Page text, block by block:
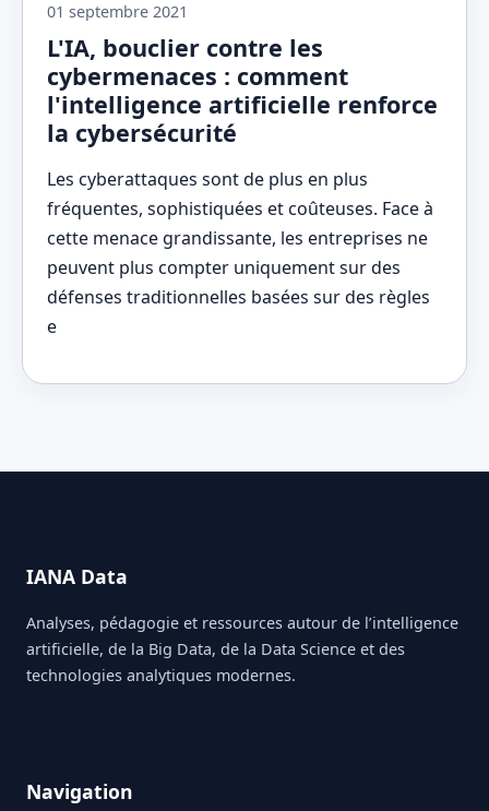
01 septembre 2021
L'IA, bouclier contre les
cybermenaces : comment
l'intelligence artificielle renforce
la cybersécurité
Les cyberattaques sont de plus en plus
fréquentes, sophistiquées et coûteuses. Face à
cette menace grandissante, les entreprises ne
peuvent plus compter uniquement sur des
défenses traditionnelles basées sur des règles
e
IANA Data
Analyses, pédagogie et ressources autour de l’intelligence
artificielle, de la Big Data, de la Data Science et des
technologies analytiques modernes.
Navigation